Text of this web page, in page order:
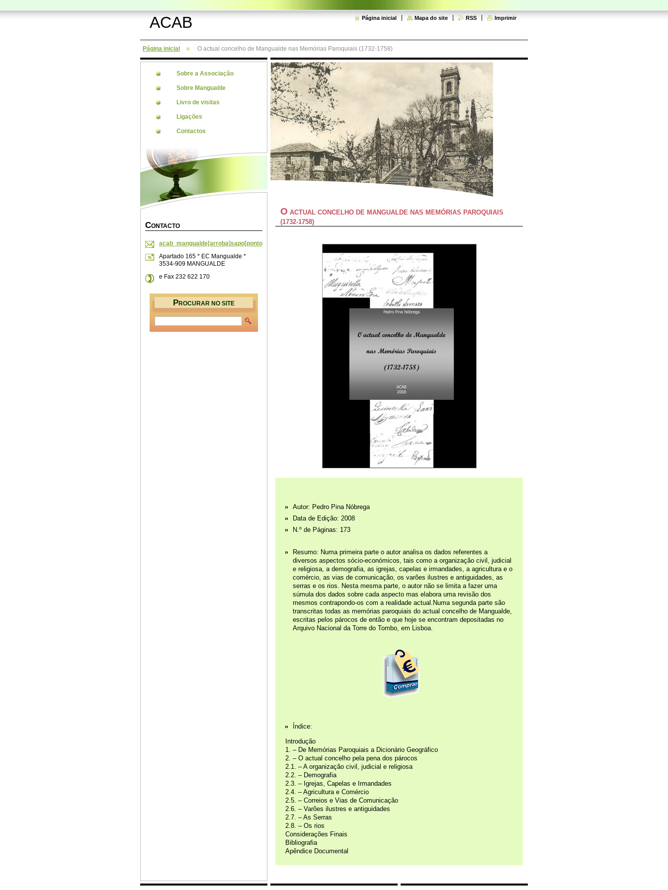
ACAB Página inicial Mapa do site RSS Imprimir
Página inicial O actual concelho de Mangualde nas Memórias Paroquiais (1732-1758)
O ACTUAL CONCELHO DE MANGUALDE NAS MEMÓRIAS PAROQUIAIS
(1732-1758)
Autor: Pedro Pina Nóbrega
Data de Edição: 2008
N.º de Páginas: 173
Resumo: Numa primeira parte o autor analisa os dados referentes a
diversos aspectos sócio-económicos, tais como a organização civil, judicial
e religiosa, a demografia, as igrejas, capelas e irmandades, a agricultura e o
comércio, as vias de comunicação, os varões ilustres e antiguidades, as
serras e os rios. Nesta mesma parte, o autor não se limita a fazer uma
súmula dos dados sobre cada aspecto mas elabora uma revisão dos
mesmos contrapondo-os com a realidade actual.Numa segunda parte são
transcritas todas as memórias paroquiais do actual concelho de Mangualde,
escritas pelos párocos de então e que hoje se encontram depositadas no
Arquivo Nacional da Torre do Tombo, em Lisboa.
Índice:
Introdução
1. – De Memórias Paroquiais a Dicionário Geográfico
2. – O actual concelho pela pena dos párocos
2.1. – A organização civil, judicial e religiosa
2.2. – Demografia
2.3. – Igrejas, Capelas e Irmandades
2.4. – Agricultura e Comércio
2.5. – Correios e Vias de Comunicação
2.6. – Varões ilustres e antiguidades
2.7. – As Serras
2.8. – Os rios
Considerações Finais
Bibliografia
Apêndice Documental
Sobre a Associação
Sobre Mangualde
Livro de visitas
Ligações
Contactos
CONTACTO
acab_mangualde[arroba]sapo[ponto]pt
Apartado 165 * EC Mangualde *
3534-909 MANGUALDE
e Fax 232 622 170
PROCURAR NO SITE